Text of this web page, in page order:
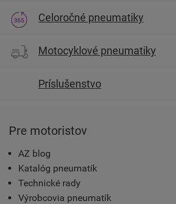
Celoročné pneumatiky
Motocyklové pneumatiky
Príslušenstvo
Pre motoristov
AZ blog
Katalóg pneumatík
Technické rady
Výrobcovia pneumatík